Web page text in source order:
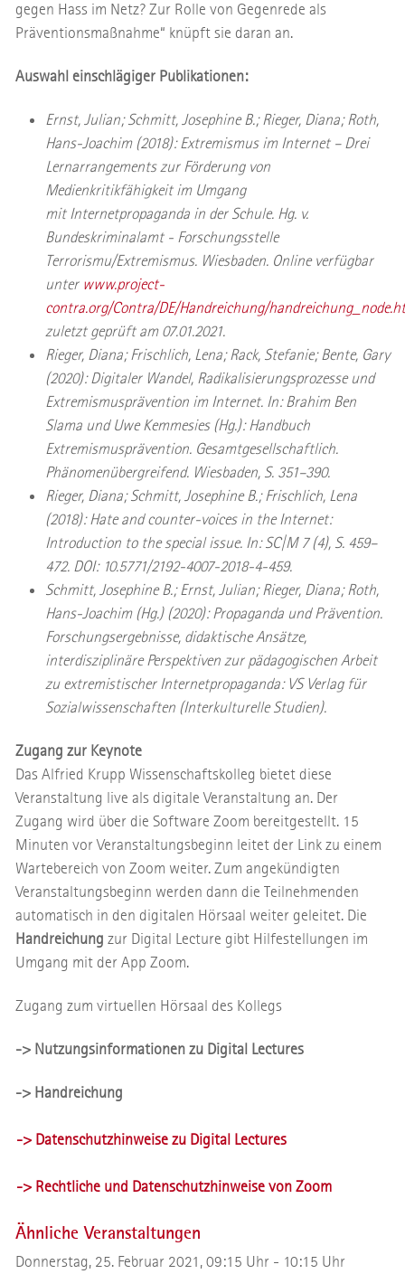
gegen Hass im Netz? Zur Rolle von Gegenrede als
Präventionsmaßnahme“ knüpft sie daran an.
Auswahl einschlägiger Publikationen:
Ernst, Julian; Schmitt, Josephine B.; Rieger, Diana; Roth,
Hans-Joachim (2018): Extremismus im Internet – Drei
Lernarrangements zur Förderung von
Medienkritikfähigkeit im Umgang
mit Internetpropaganda in der Schule. Hg. v.
Bundeskriminalamt - Forschungsstelle
Terrorismu/Extremismus. Wiesbaden. Online verfügbar
unter www.project-
contra.org/Contra/DE/Handreichung/
zuletzt geprüft am 07.01.2021.
Rieger, Diana; Frischlich, Lena; Rack, Stefanie; Bente, Gary
(2020): Digitaler Wandel, Radikalisierungsprozesse und
Extremismusprävention im Internet. In: Brahim Ben
Slama und Uwe Kemmesies (Hg.): Handbuch
Extremismusprävention. Gesamtgesellschaftlich.
Phänomenübergreifend. Wiesbaden, S. 351–390.
Rieger, Diana; Schmitt, Josephine B.; Frischlich, Lena
(2018): Hate and counter-voices in the Internet:
Introduction to the special issue. In: SC|M 7 (4), S. 459–
472. DOI: 10.5771/2192-4007-2018-4-459.
Schmitt, Josephine B.; Ernst, Julian; Rieger, Diana; Roth,
Hans-Joachim (Hg.) (2020): Propaganda und Prävention.
Forschungsergebnisse, didaktische Ansätze,
interdisziplinäre Perspektiven zur pädagogischen Arbeit
zu extremistischer Internetpropaganda: VS Verlag für
Sozialwissenschaften (Interkulturelle Studien).
Zugang zur Keynote
Das Alfried Krupp Wissenschaftskolleg bietet diese
Veranstaltung live als digitale Veranstaltung an. Der
Zugang wird über die Software Zoom bereitgestellt. 15
Minuten vor Veranstaltungsbeginn leitet der Link zu einem
Wartebereich von Zoom weiter. Zum angekündigten
Veranstaltungsbeginn werden dann die Teilnehmenden
automatisch in den digitalen Hörsaal weiter geleitet. Die
Handreichung zur Digital Lecture gibt Hilfestellungen im
Umgang mit der App Zoom.
Zugang zum virtuellen Hörsaal des Kollegs
-> Nutzungsinformationen zu Digital Lectures
-> Handreichung
-> Datenschutzhinweise zu Digital Lectures
-> Rechtliche und Datenschutzhinweise von Zoom
Ähnliche Veranstaltungen
Donnerstag, 25. Februar 2021, 09:15 Uhr - 10:15 Uhr